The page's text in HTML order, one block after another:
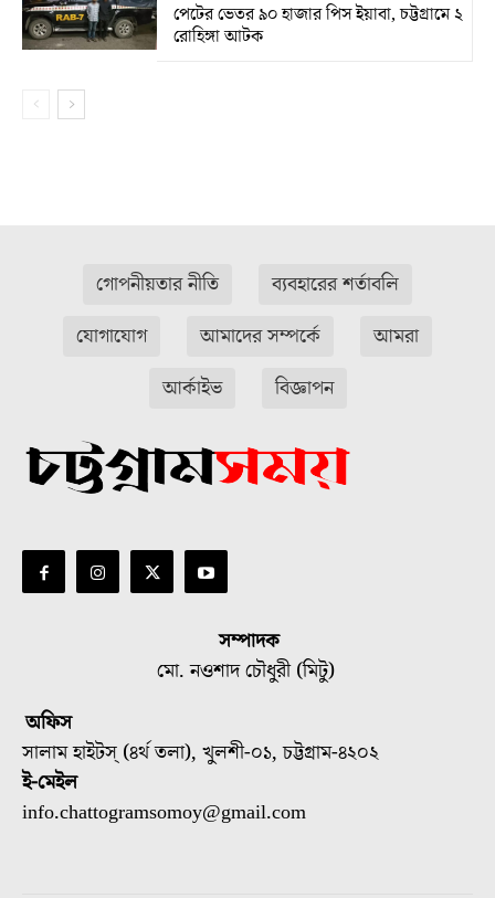
পেটের ভেতর ৯০ হাজার পিস ইয়াবা, চট্টগ্রামে ২
রোহিঙ্গা আটক
গোপনীয়তার নীতি
ব্যবহারের শর্তাবলি
যোগাযোগ
আমাদের সম্পর্কে
আমরা
আর্কাইভ
বিজ্ঞাপন
সম্পাদক
মো. নওশাদ চৌধুরী (মিটু)
অফিস
সালাম হাইটস্ (৪র্থ তলা), খুলশী-০১, চট্টগ্রাম-৪২০২
ই-মেইল
info.chattogramsomoy@gmail.com